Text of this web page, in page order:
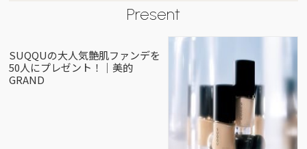
Present
SUQQUの大人気艶肌ファンデを
50人にプレゼント！｜美的
GRAND